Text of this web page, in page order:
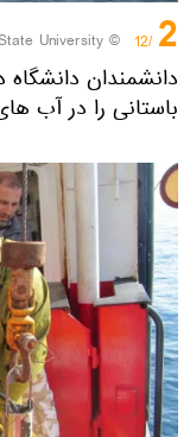
2
/12
© Photo /
University
دانشمندان
باستانی را در آب